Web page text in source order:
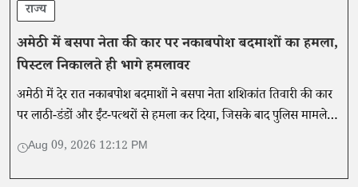
राज्य
अमेठी में बसपा नेता की कार पर नकाबपोश बदमाशों का हमला,
पिस्टल निकालते ही भागे हमलावर
अमेठी में देर रात नकाबपोश बदमाशों ने बसपा नेता शशिकांत तिवारी की कार
पर लाठी-डंडों और ईंट-पत्थरों से हमला कर दिया, जिसके बाद पुलिस मामले
की जांच कर रही है।
Aug 09, 2026 12:12 PM